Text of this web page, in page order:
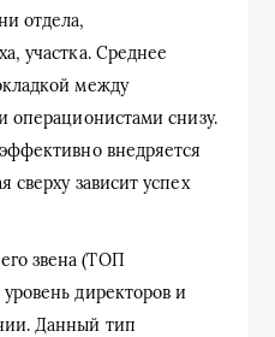
отдела,
участка. Среднее
между
операционистами снизу.
внедряется
сверху зависит успех
звена (ТОП
директоров и
Данный тип